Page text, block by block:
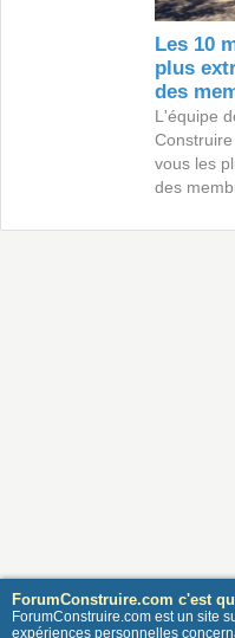
Les 10
plus
des
L'équipe
vous les
des
ForumConstruire.com c'est
ForumConstruire.com est un site
expériences personnelles